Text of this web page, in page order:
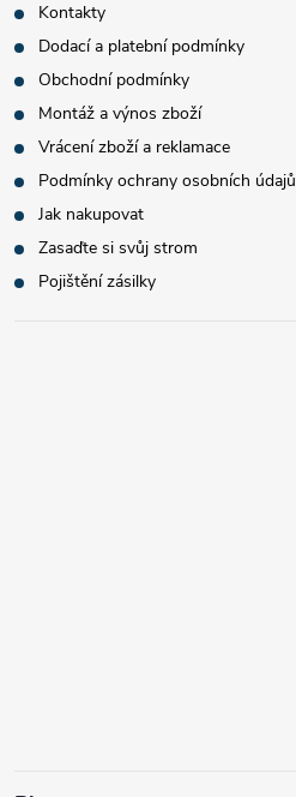
Kontakty
Dodací a platební podmínky
Obchodní podmínky
Montáž a výnos zboží
Vrácení zboží a reklamace
Podmínky ochrany osobních údajů
Jak nakupovat
Zasaďte si svůj strom
Pojištění zásilky